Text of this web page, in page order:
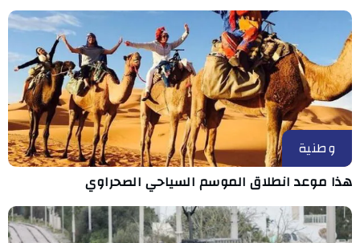
وطنية
هذا موعد انطلاق الموسم السياحي الصحراوي